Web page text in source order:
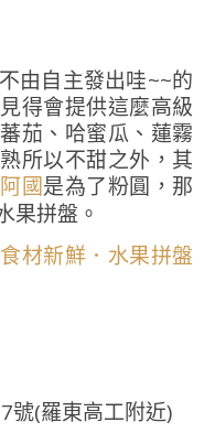
由自主發出哇~~的
得會提供這麼高級
茄、哈蜜瓜、蓮霧
所以不甜之外，其
阿國 是為了粉圓，那
果拼盤。
號(羅東高工附近)